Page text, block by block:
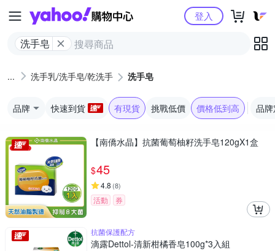
Yahoo購物中心
洗手皂
登入
洗手乳/洗手皂/乾洗手 洗手皂
品牌 快速到貨 有現貨 挑戰低價 價格低到高 品
【南僑水晶】抗菌葡萄柚籽洗手皂120gX1盒
$45
4.8 (8)
活動 券
抗菌保護配方
滴露Dettol-清新柑橘香皂100g*3入組